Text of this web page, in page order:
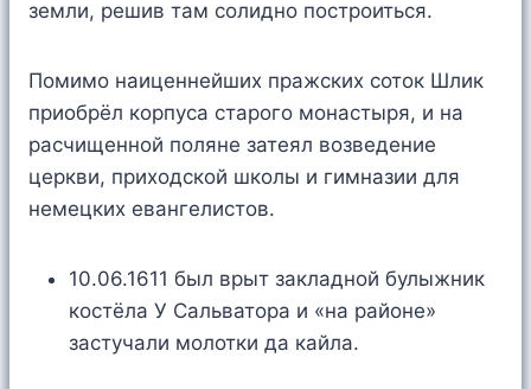
земли, решив там солидно построиться.
Помимо наиценнейших пражских соток Шлик
приобрёл корпуса старого монастыря, и на
расчищенной поляне затеял возведение
церкви, приходской школы и гимназии для
немецких евангелистов.
10.06.1611 был врыт закладной булыжник
костёла У Сальватора и «на районе»
застучали молотки да кайла.